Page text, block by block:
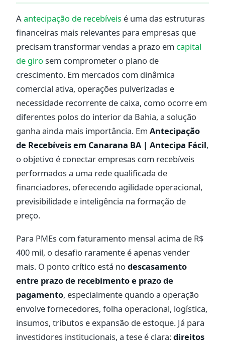
Aantecipação de recebíveis é uma das estruturas
financeiras mais relevantes para empresas que
precisam transformar vendas a prazo em capital
de giro sem comprometer o plano de
crescimento. Em mercados com dinâmica
comercial ativa, operações pulverizadas e
necessidade recorrente de caixa, como ocorre em
diferentes polos do interior da Bahia, a solução
ganha ainda mais importância. Em Antecipação
de Recebíveis em Canarana BA | Antecipa Fácil,
o objetivo é conectar empresas com recebíveis
performados a uma rede qualificada de
financiadores, oferecendo agilidade operacional,
previsibilidade e inteligência na formação de
preço.
Para PMEs com faturamento mensal acima de R$
400 mil, o desafio raramente é apenas vender
mais. O ponto crítico está no descasamento
entre prazo de recebimento e prazo de
pagamento, especialmente quando a operação
envolve fornecedores, folha operacional, logística,
insumos, tributos e expansão de estoque. Já para
investidores institucionais, a tese é clara:direitos